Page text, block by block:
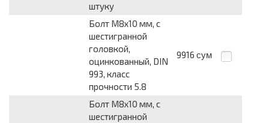
штуку
Болт М8x10 мм, с
шестигранной
головкой,
оцинкованный, DIN
993, класс
прочности 5.8
9916 сум
Болт М8x10 мм, с
шестигранной